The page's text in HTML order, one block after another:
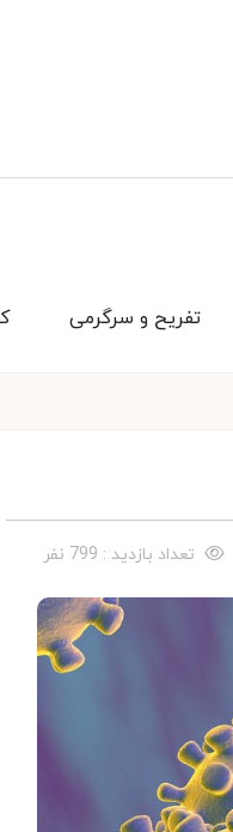
تفریح و سرگرمی
تعداد بازدید : 799 نفر